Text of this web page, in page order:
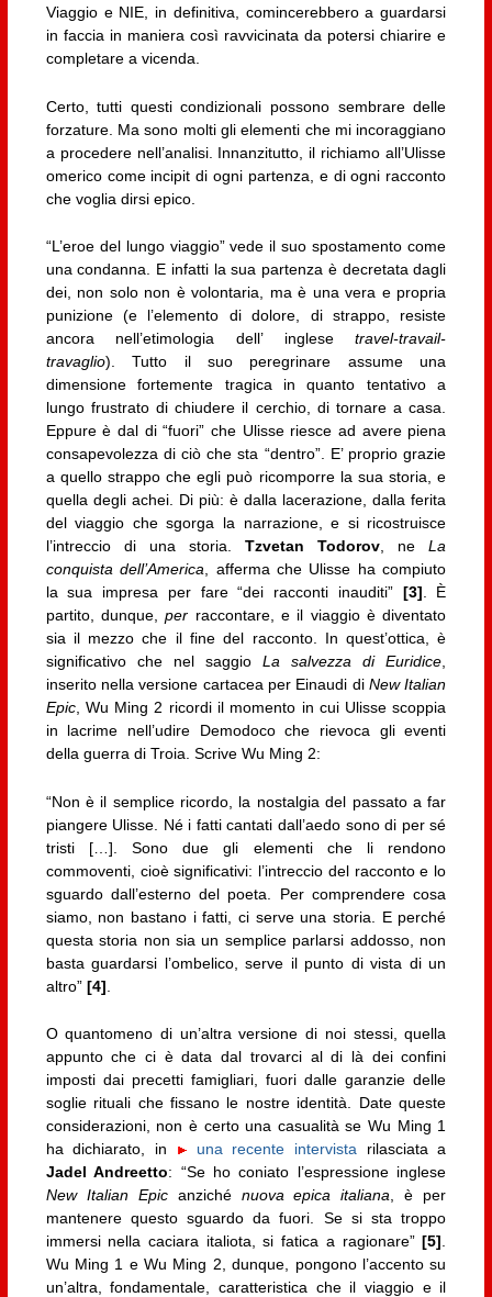
Viaggio e NIE, in definitiva, comincerebbero a guardarsi
in faccia in maniera così ravvicinata da potersi chiarire e
completare a vicenda.
Certo, tutti questi condizionali possono sembrare delle
forzature. Ma sono molti gli elementi che mi incoraggiano
a procedere nell’analisi. Innanzitutto, il richiamo all’Ulisse
omerico come incipit di ogni partenza, e di ogni racconto
che voglia dirsi epico.
“L’eroe del lungo viaggio” vede il suo spostamento come
una condanna. E infatti la sua partenza è decretata dagli
dei, non solo non è volontaria, ma è una vera e propria
punizione (e l’elemento di dolore, di strappo, resiste
ancora nell’etimologia dell’ inglesetravel-travail-
travaglio). Tutto il suo peregrinare assume una
dimensione fortemente tragica in quanto tentativo a
lungo frustrato di chiudere il cerchio, di tornare a casa.
Eppure è dal di “fuori” che Ulisse riesce ad avere piena
consapevolezza di ciò che sta “dentro”. E’ proprio grazie
a quello strappo che egli può ricomporre la sua storia, e
quella degli achei. Di più: è dalla lacerazione, dalla ferita
del viaggio che sgorga la narrazione, e si ricostruisce
l’intreccio di una storia.Tzvetan Todorov, neLa
conquista dell’America, afferma che Ulisse ha compiuto
la sua impresa per fare “dei racconti inauditi” [3]. È
partito, dunque,per raccontare, e il viaggio è diventato
sia il mezzo che il fine del racconto. In quest’ottica, è
significativo che nel saggioLa salvezza di Euridice,
inserito nella versione cartacea per Einaudi di New Italian
Epic, Wu Ming 2 ricordi il momento in cui Ulisse scoppia
in lacrime nell’udire Demodoco che rievoca gli eventi
della guerra di Troia. Scrive Wu Ming 2:
“Non è il semplice ricordo, la nostalgia del passato a far
piangere Ulisse. Né i fatti cantati dall’aedo sono di per sé
tristi […]. Sono due gli elementi che li rendono
commoventi, cioè significativi: l’intreccio del racconto e lo
sguardo dall’esterno del poeta. Per comprendere cosa
siamo, non bastano i fatti, ci serve una storia. E perché
questa storia non sia un semplice parlarsi addosso, non
basta guardarsi l’ombelico, serve il punto di vista di un
altro” [4]
O quantomeno di un’altra versione di noi stessi, quella
appunto che ci è data dal trovarci al di là dei confini
imposti dai precetti famigliari, fuori dalle garanzie delle
soglie rituali che fissano le nostre identità. Date queste
considerazioni, non è certo una casualità se Wu Ming 1
ha dichiarato, in
una recente intervista rilasciata a
Jadel Andreetto: “Se ho coniato l’espressione inglese
New Italian Epicanziché nuova epica italiana , è per
mantenere questo sguardo da fuori. Se si sta troppo
immersi nella caciara italiota, si fatica a ragionare”[5]
Wu Ming 1 e Wu Ming 2, dunque, pongono l’accento su
un’altra, fondamentale, caratteristica che il viaggio e il